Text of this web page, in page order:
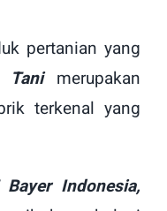
pertanian yang
Tani merupakan
terkenal yang
Indonesia,